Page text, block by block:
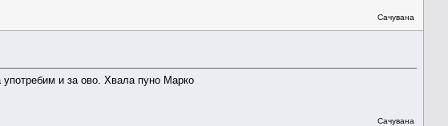
Сачувана
употребим и за ово. Хвала пуно Марко
Сачувана